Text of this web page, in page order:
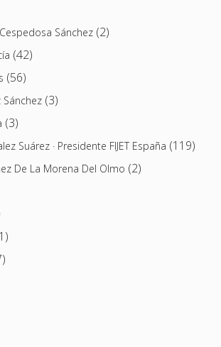
Sánchez (2)
(42)
(56)
Sánchez (3)
(3)
Suárez · Presidente FIJET España (119)
De La Morena Del Olmo (2)